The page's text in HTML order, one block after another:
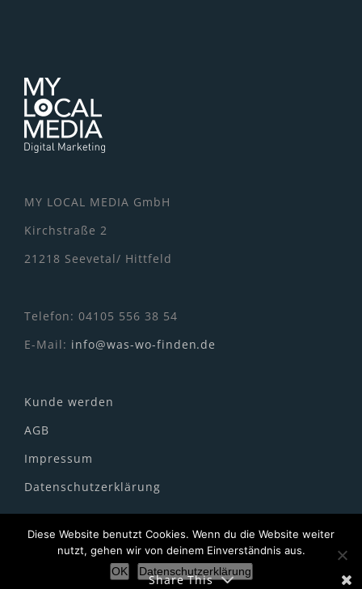
MY LOCAL MEDIA GmbH
Kirchstraße 2
21218 Seevetal/ Hittfeld
Telefon: 04105 556 38 54
E-Mail: info@was-wo-finden.de
Kunde werden
AGB
Impressum
Datenschutzerklärung
Share This
Diese Website benutzt Cookies. Wenn du die Website weiter
nutzt, gehen wir von deinem Einverständnis aus.
OK
Datenschutzerklärung